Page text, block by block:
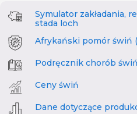
Symulator zakładania,
stada loch
Afrykański pomór świń
Podręcznik chorób świń
Ceny świń
Dane dotyczące